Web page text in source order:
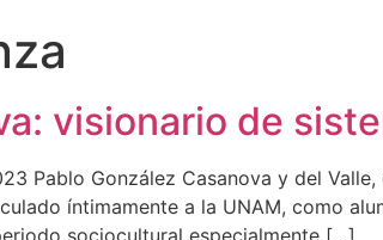
visionario de
Pablo González Casanova y del
íntimamente a la UNAM, como